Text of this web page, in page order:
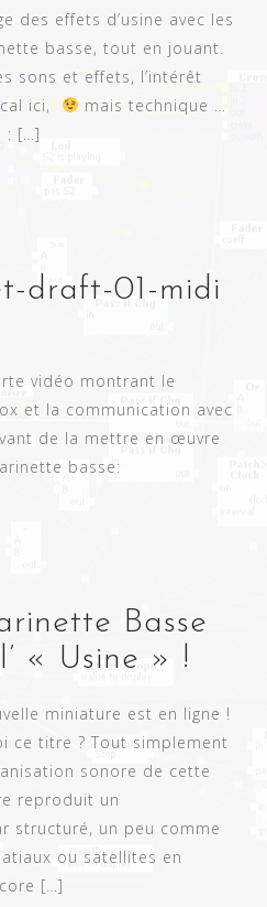
des effets d’usine avec les
basse, tout en jouant.
sons et effets, l’intérêt
ici,
mais technique …
: […]
draft-01-midi
vidéo montrant le
et la communication avec
de la mettre en œuvre
basse:
Basse
« Usine » !
miniature est en ligne !
ce titre ? Tout simplement
sonore de cette
reproduit un
structuré, un peu comme
ou satellites en
[…]